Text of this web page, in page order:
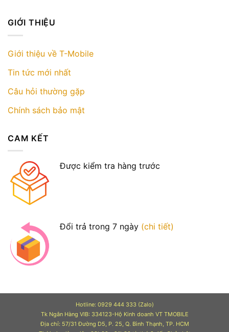
GIỚI THIỆU
Giới thiệu về T-Mobile
Tin tức mới nhất
Câu hỏi thường gặp
Chính sách bảo mật
CAM KẾT
Được kiểm tra hàng trước
Đổi trả trong 7 ngày (chi tiết)
Hotline: 0929 444 333 (Zalo)
Tk Ngân Hàng VIB: 334123-Hộ Kinh doanh VT TMOBILE
Địa chỉ: 57/31 Đường D5, P. 25, Q. Bình Thạnh, TP. HCM